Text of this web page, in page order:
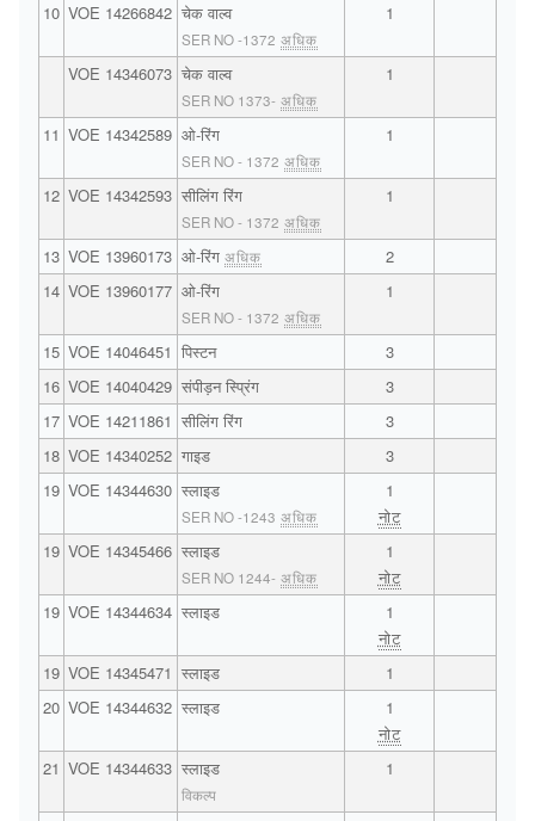
10 VOE 14266842 चेक वाल्व
SER NO -1372 अधिक
1
VOE 14346073 चेक वाल्व
SER NO 1373- अधिक
1
11 VOE 14342589 ओ-रिंग
SER NO - 1372 अधिक
1
12 VOE 14342593 सीलिंग रिंग
SER NO - 1372 अधिक
1
13 VOE 13960173 ओ-रिंग अधिक
2
14 VOE 13960177 ओ-रिंग
SER NO - 1372 अधिक
1
15 VOE 14046451 पिस्टन
3
16 VOE 14040429 संपीड़न स्प्रिंग
3
17 VOE 14211861 सीलिंग रिंग
3
18 VOE 14340252 गाइड
3
19 VOE 14344630 स्लाइड
SER NO -1243 अधिक
1
नोट
19 VOE 14345466 स्लाइड
SER NO 1244- अधिक
1
नोट
19 VOE 14344634 स्लाइड
1
नोट
19 VOE 14345471 स्लाइड
1
20 VOE 14344632 स्लाइड
1
नोट
21 VOE 14344633 स्लाइड
विकल्प
1